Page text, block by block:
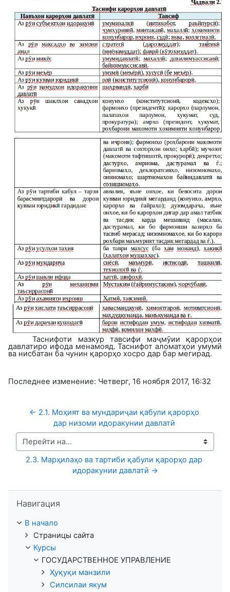
Таснифоти мазкур тавсифи маҷмӯии қарорҳои
давлатиро ифода менамояд. Таснифот аломатҳои умумӣ
ва нисбатан ба чунин қарорҳо хосро дар бар мегирад.
Последнее изменение: Четверг, 16 ноября 2017, 16:32
← 2.1. Моҳият ва мундариҷаи қабули қарорҳо
дар низоми идоракунии давлатӣ
Перейти на...
2.3. Марҳилаҳо ва тартиби қабули қарорҳо дар
идоракунии давлатӣ →
Навигация
В начало
Страницы сайта
Курсы
ГОСУДАРСТВЕННОЕ УПРАВЛЕНИЕ
Ҳуқуқи манзили
Силсилаи якум